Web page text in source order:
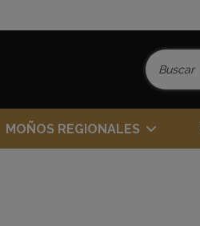
MOÑOS REGIONALES